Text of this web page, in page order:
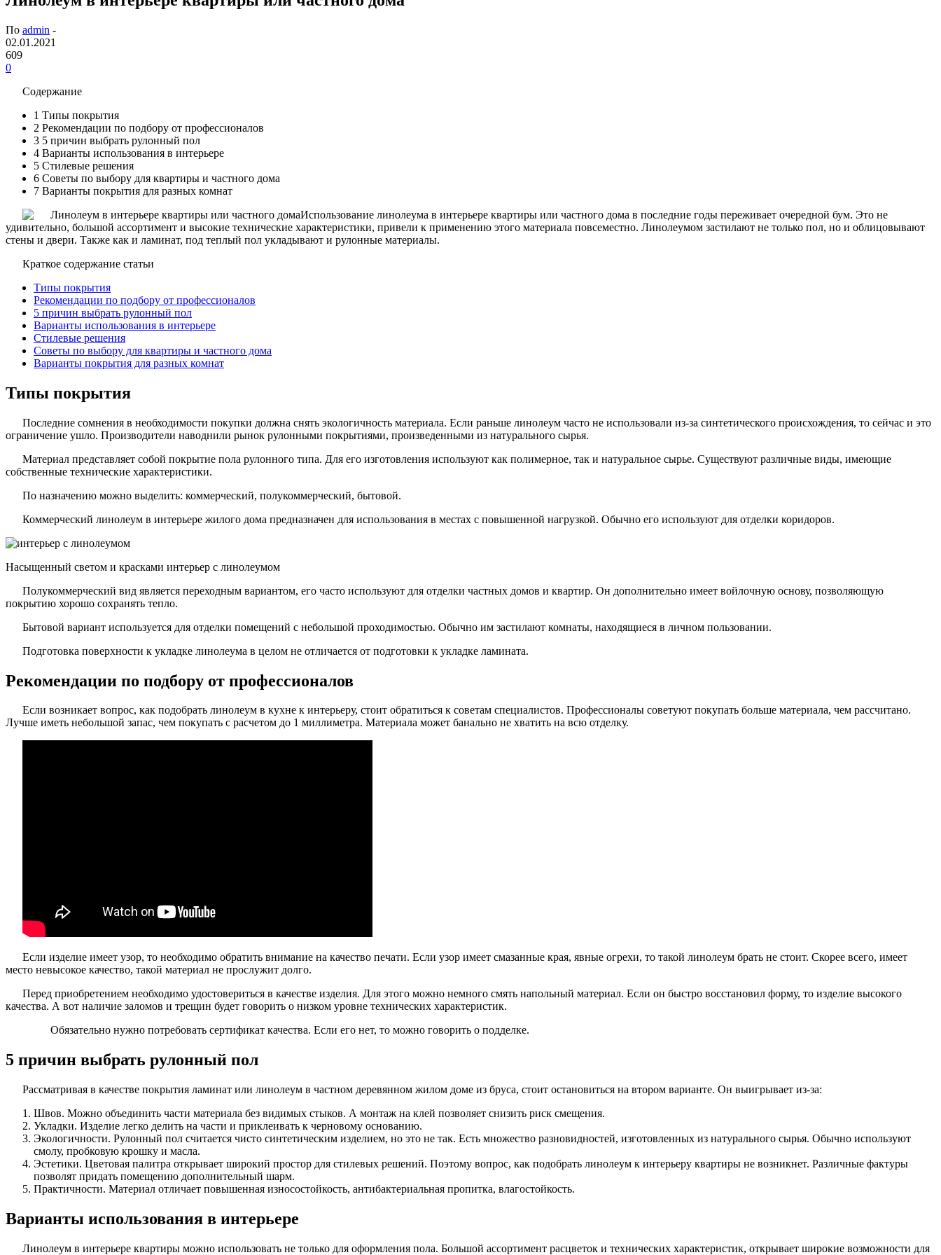
По admin -
02.01.2021
609
0
Содержание
1 Типы покрытия
2 Рекомендации по подбору от профессионалов
3 5 причин выбрать рулонный пол
4 Варианты использования в интерьере
5 Стилевые решения
6 Советы по выбору для квартиры и частного дома
7 Варианты покрытия для разных комнат
Использование линолеума в интерьере квартиры или частного дома в последние годы переживает очередной бум. Это не
удивительно, большой ассортимент и высокие технические характеристики, привели к применению этого материала повсеместно. Линолеумом застилают не только пол, но и облицовывают
стены и двери. Также как и ламинат, под теплый пол укладывают и рулонные материалы.
Краткое содержание статьи
Типы покрытия
Рекомендации по подбору от профессионалов
5 причин выбрать рулонный пол
Варианты использования в интерьере
Стилевые решения
Советы по выбору для квартиры и частного дома
Варианты покрытия для разных комнат
Типы покрытия
Последние сомнения в необходимости покупки должна снять экологичность материала. Если раньше линолеум часто не использовали из-за синтетического происхождения, то сейчас и это
ограничение ушло. Производители наводнили рынок рулонными покрытиями, произведенными из натурального сырья.
Материал представляет собой покрытие пола рулонного типа. Для его изготовления используют как полимерное, так и натуральное сырье. Существуют различные виды, имеющие
собственные технические характеристики.
По назначению можно выделить: коммерческий, полукоммерческий, бытовой.
Коммерческий линолеум в интерьере жилого дома предназначен для использования в местах с повышенной нагрузкой. Обычно его используют для отделки коридоров.
Насыщенный светом и красками интерьер с линолеумом
Полукоммерческий вид является переходным вариантом, его часто используют для отделки частных домов и квартир. Он дополнительно имеет войлочную основу, позволяющую
покрытию хорошо сохранять тепло.
Бытовой вариант используется для отделки помещений с небольшой проходимостью. Обычно им застилают комнаты, находящиеся в личном пользовании.
Подготовка поверхности к укладке линолеума в целом не отличается от подготовки к укладке ламината.
Рекомендации по подбору от профессионалов
Если возникает вопрос, как подобрать линолеум в кухне к интерьеру, стоит обратиться к советам специалистов. Профессионалы советуют покупать больше материала, чем рассчитано.
Лучше иметь небольшой запас, чем покупать с расчетом до 1 миллиметра. Материала может банально не хватить на всю отделку.
Если изделие имеет узор, то необходимо обратить внимание на качество печати. Если узор имеет смазанные края, явные огрехи, то такой линолеум брать не стоит. Скорее всего, имеет
место невысокое качество, такой материал не прослужит долго.
Перед приобретением необходимо удостовериться в качестве изделия. Для этого можно немного смять напольный материал. Если он быстро восстановил форму, то изделие высокого
качества. А вот наличие заломов и трещин будет говорить о низком уровне технических характеристик.
Обязательно нужно потребовать сертификат качества. Если его нет, то можно говорить о подделке.
5 причин выбрать рулонный пол
Рассматривая в качестве покрытия ламинат или линолеум в частном деревянном жилом доме из бруса, стоит остановиться на втором варианте. Он выигрывает из-за:
Швов. Можно объединить части материала без видимых стыков. А монтаж на клей позволяет снизить риск смещения.
Укладки. Изделие легко делить на части и приклеивать к черновому основанию.
Экологичности. Рулонный пол считается чисто синтетическим изделием, но это не так. Есть множество разновидностей, изготовленных из натурального сырья. Обычно используют
смолу, пробковую крошку и масла.
Эстетики. Цветовая палитра открывает широкий простор для стилевых решений. Поэтому вопрос, как подобрать линолеум к интерьеру квартиры не возникнет. Различные фактуры
позволят придать помещению дополнительный шарм.
Практичности. Материал отличает повышенная износостойкость, антибактериальная пропитка, влагостойкость.
Варианты использования в интерьере
Линолеум в интерьере квартиры можно использовать не только для оформления пола. Большой ассортимент расцветок и технических характеристик, открывает широкие возможности для